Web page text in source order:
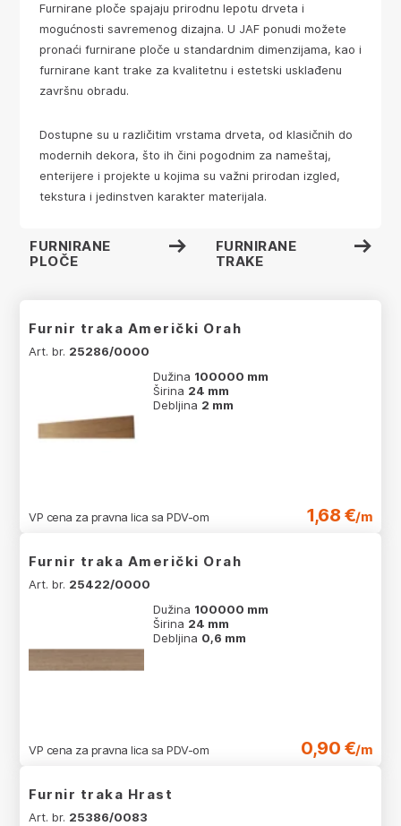
Furnirane ploče spajaju prirodnu lepotu drveta i
mogućnosti savremenog dizajna. U JAF ponudi možete
pronaći furnirane ploče u standardnim dimenzijama, kao i
furnirane kant trake za kvalitetnu i estetski usklađenu
završnu obradu.
Dostupne su u različitim vrstama drveta, od klasičnih do
modernih dekora, što ih čini pogodnim za nameštaj,
enterijere i projekte u kojima su važni prirodan izgled,
tekstura i jedinstven karakter materijala.
FURNIRANE
PLOČE
FURNIRANE
TRAKE
Furnir traka Američki Orah
Art. br. 25286/0000
Dužina 100000 mm
Širina 24 mm
Debljina 2 mm
VP cena za pravna lica sa PDV-om 1,68 €/m
Furnir traka Američki Orah
Art. br. 25422/0000
Dužina 100000 mm
Širina 24 mm
Debljina 0,6 mm
VP cena za pravna lica sa PDV-om 0,90 €/m
Furnir traka Hrast
Art. br. 25386/0083